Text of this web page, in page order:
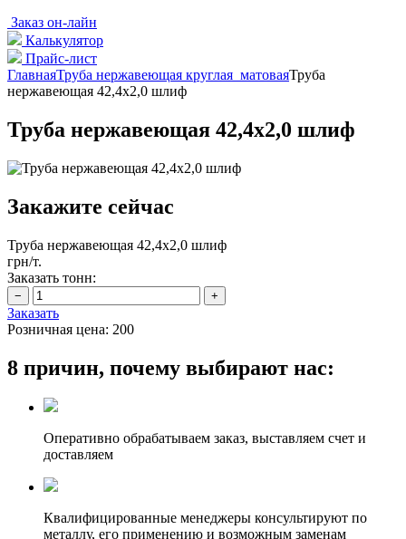
Заказ он-лайн
Калькулятор
Прайс-лист
ГлавнаяТруба нержавеющая круглая матоваяТруба
нержавеющая 42,4х2,0 шлиф
Труба нержавеющая 42,4х2,0 шлиф
Закажите сейчас
Труба нержавеющая 42,4х2,0 шлиф
грн/т.
Заказать тонн:
Заказать
Розничная цена: 200
8 причин, почему выбирают нас:
Оперативно обрабатываем заказ, выставляем счет и
доставляем
Квалифицированные менеджеры консультируют по
металлу, его применению и возможным заменам